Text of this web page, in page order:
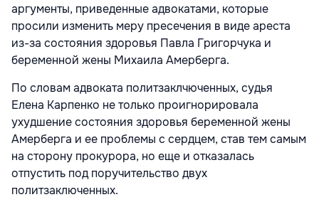
аргументы, приведенные адвокатами, которые
просили изменить меру пресечения в виде ареста
из-за состояния здоровья Павла Григорчука и
беременной жены Михаила Амерберга.
По словам адвоката политзаклчюченных, судья
Елена Карпенко не только проигнорировала
ухудшение состояния здоровья беременной жены
Амерберга и ее проблемы с сердцем, став тем самым
на сторону прокурора, но еще и отказалась
отпустить под поручительство двух
политзаключенных.